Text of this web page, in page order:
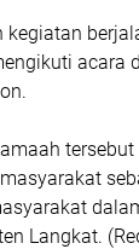
acara
Langkat.